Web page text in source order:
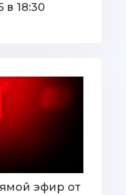
в 18:30
эфир от